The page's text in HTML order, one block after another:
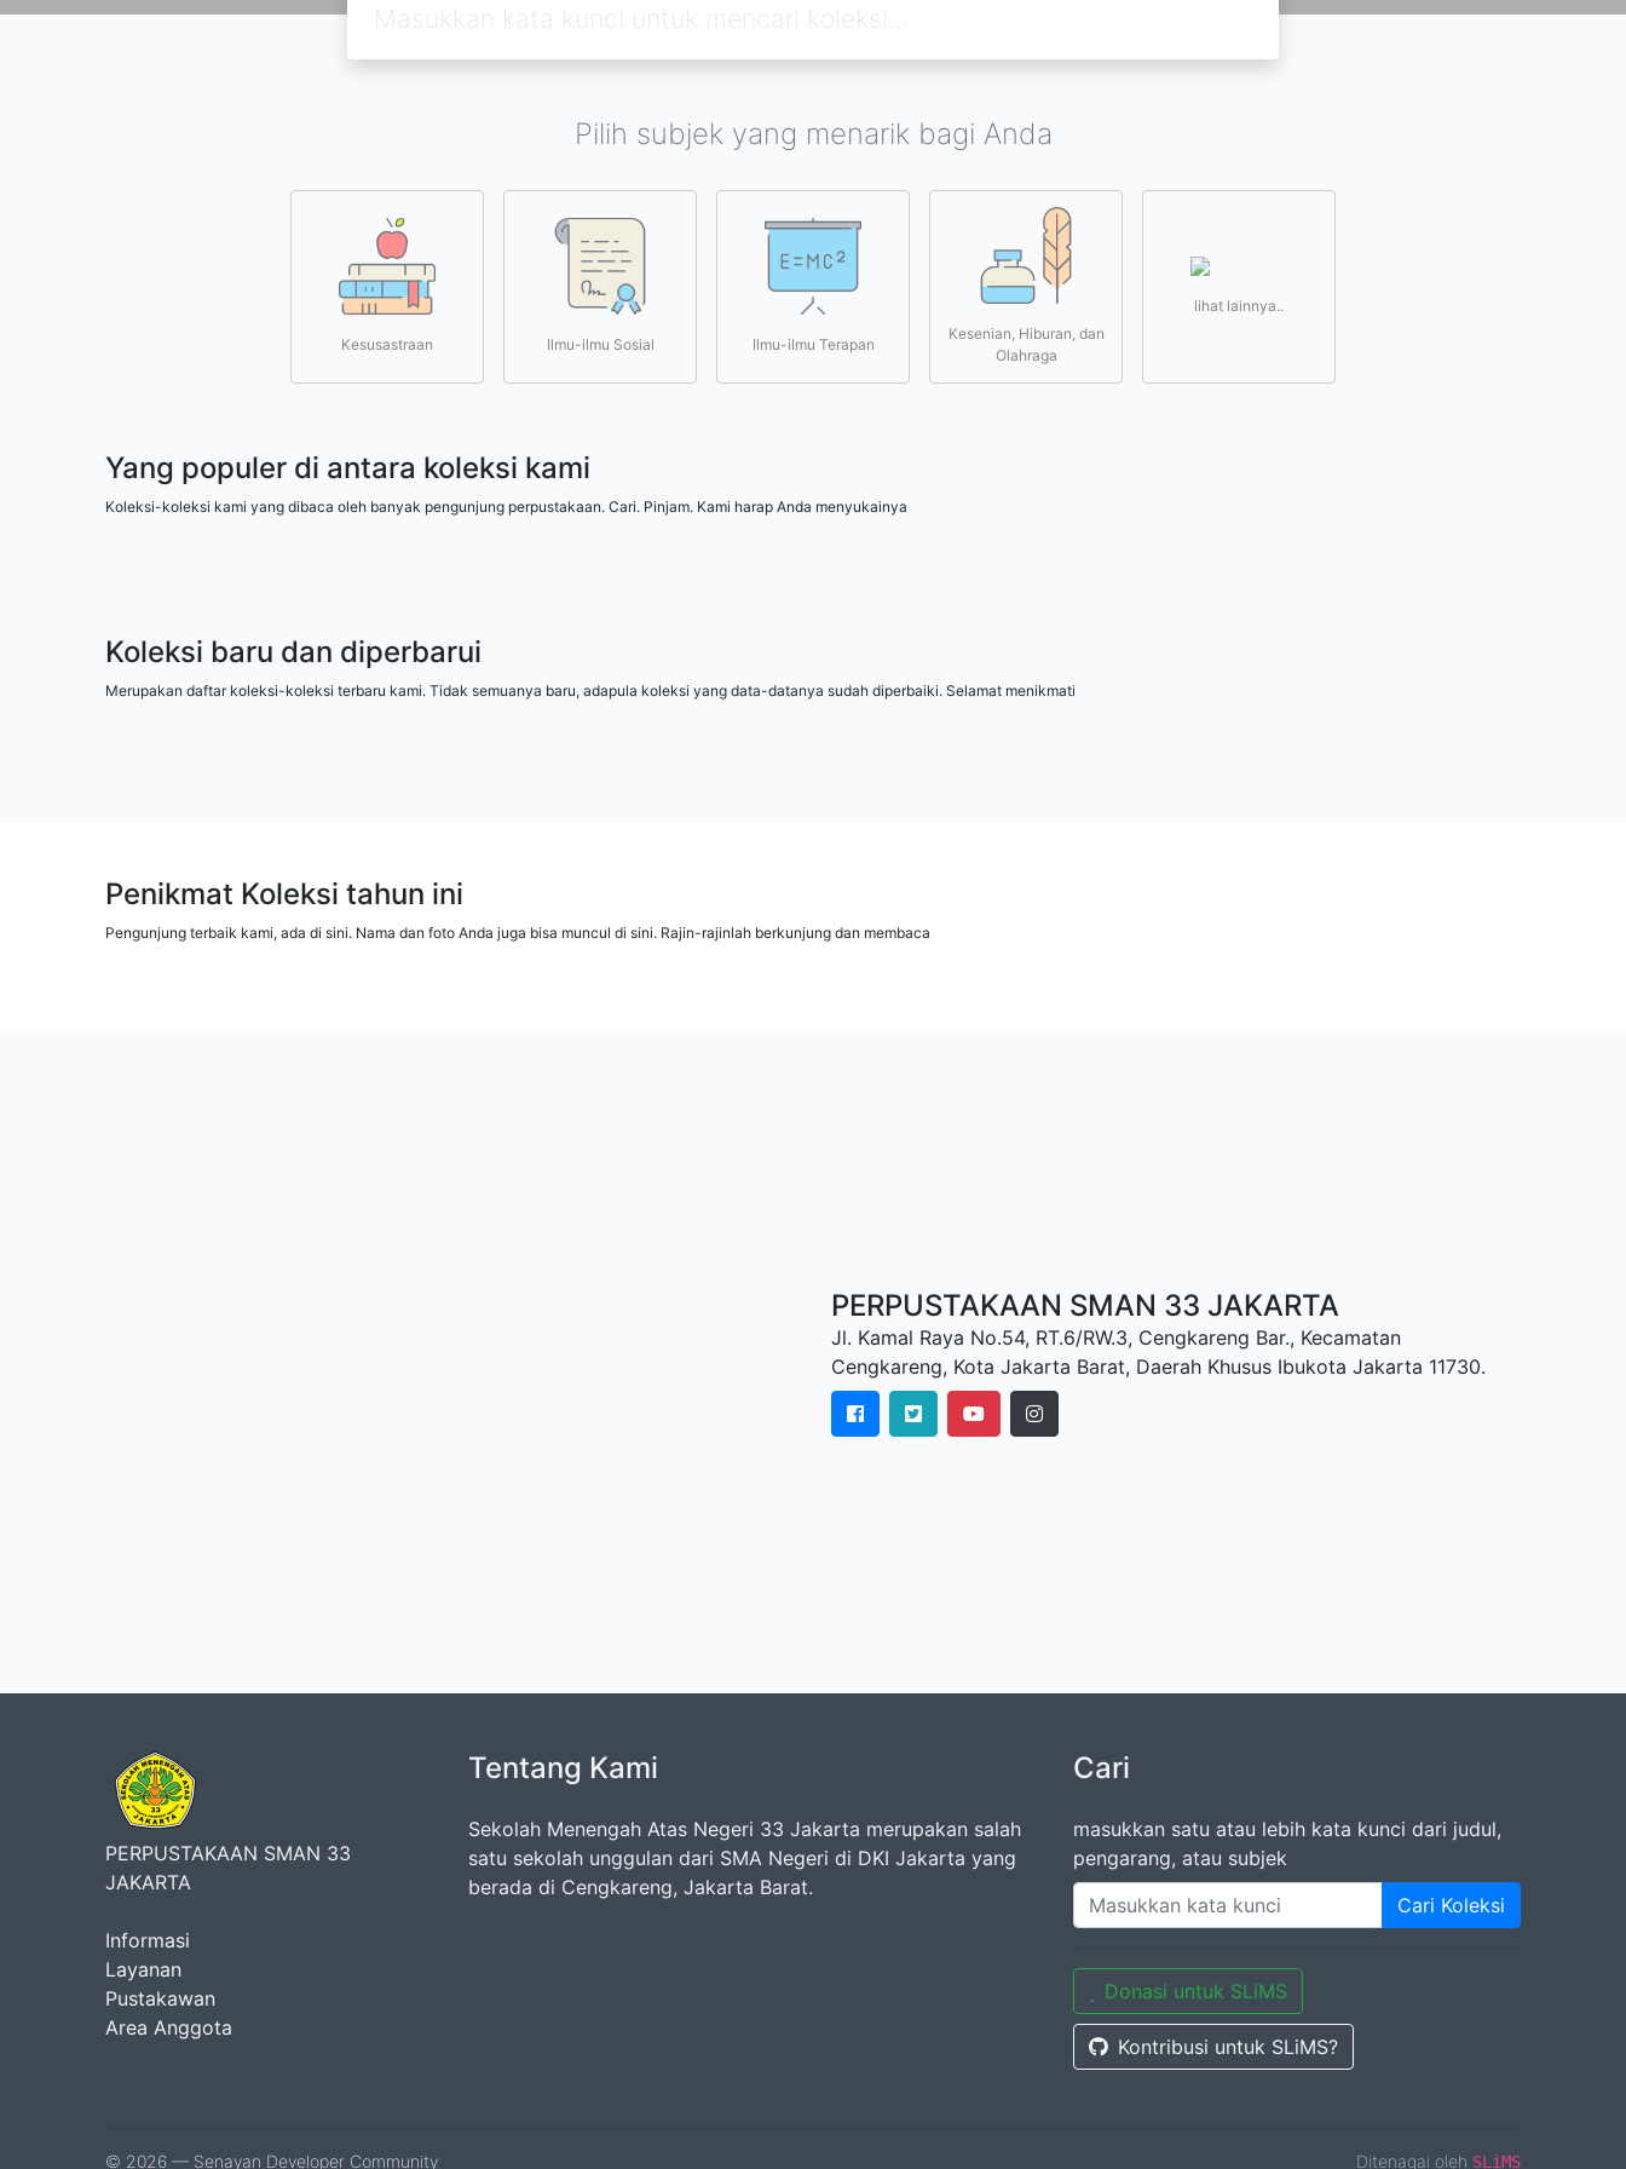
Pilih subjek yang menarik bagi Anda
Kesusastraan Ilmu-ilmu Sosial Ilmu-ilmu Terapan
Kesenian, Hiburan, dan
Olahraga
lihat lainnya..
Yang populer di antara koleksi kami
Koleksi-koleksi kami yang dibaca oleh banyak pengunjung perpustakaan. Cari. Pinjam. Kami harap Anda menyukainya
Koleksi baru dan diperbarui
Merupakan daftar koleksi-koleksi terbaru kami. Tidak semuanya baru, adapula koleksi yang data-datanya sudah diperbaiki. Selamat menikmati
Penikmat Koleksi tahun ini
Pengunjung terbaik kami, ada di sini. Nama dan foto Anda juga bisa muncul di sini. Rajin-rajinlah berkunjung dan membaca
PERPUSTAKAAN SMAN 33 JAKARTA
Jl. Kamal Raya No.54, RT.6/RW.3, Cengkareng Bar., Kecamatan
Cengkareng, Kota Jakarta Barat, Daerah Khusus Ibukota Jakarta 11730.
PERPUSTAKAAN SMAN 33
JAKARTA
Informasi
Layanan
Pustakawan
Area Anggota
Tentang Kami
Sekolah Menengah Atas Negeri 33 Jakarta merupakan salah
satu sekolah unggulan dari SMA Negeri di DKI Jakarta yang
berada di Cengkareng, Jakarta Barat.
Cari
masukkan satu atau lebih kata kunci dari judul,
pengarang, atau subjek
Cari Koleksi
Donasi untuk SLiMS
Kontribusi untuk SLiMS?
© 2026 — Senayan Developer Community Ditenagai oleh SLiMS